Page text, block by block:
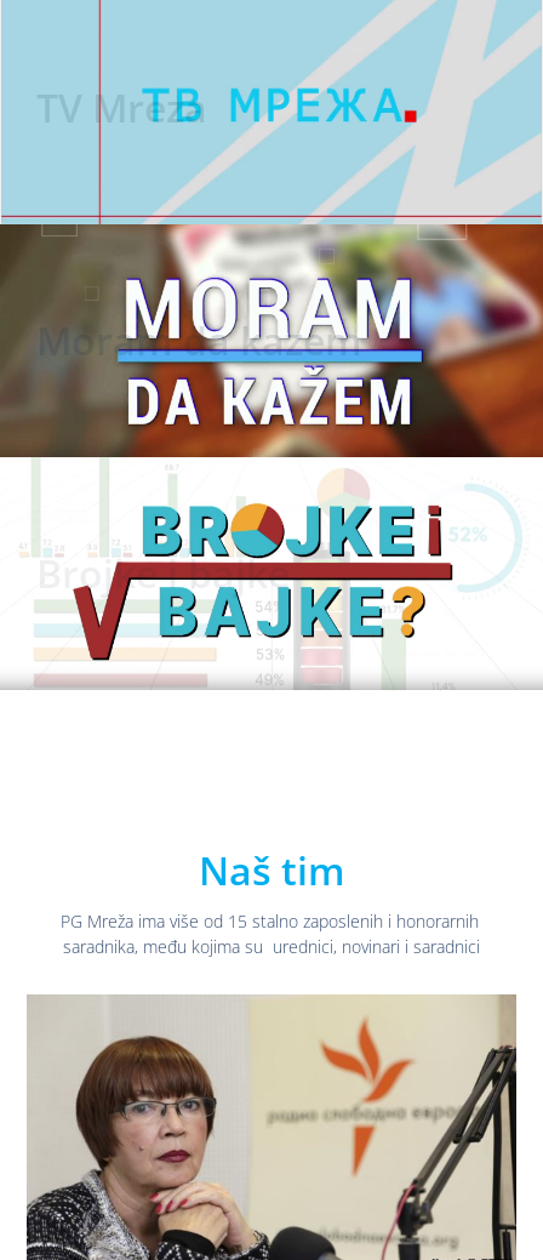
TV Mreza
Moram da kazem
Brojke i bajke
Naš tim
PG Mreža ima više od 15 stalno zaposlenih i honorarnih
saradnika, među kojima su urednici, novinari i saradnici